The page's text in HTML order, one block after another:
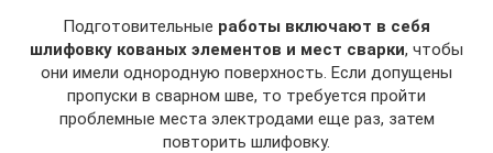
Подготовительные работы включают в себя
шлифовку кованых элементов и мест сварки, чтобы
они имели однородную поверхность. Если допущены
пропуски в сварном шве, то требуется пройти
проблемные места электродами еще раз, затем
повторить шлифовку.